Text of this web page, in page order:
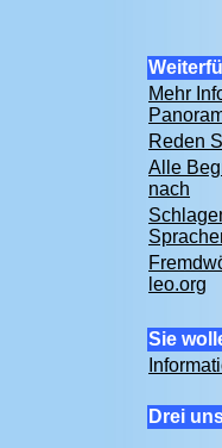
Mehr
Reden
Alle
nach
leo.org
Sie
Drei